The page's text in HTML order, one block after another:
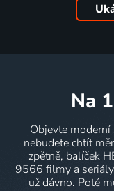
na
Objevte
nebudete chtít
zpětně, balíček
9566 filmy a
už dávno. Poté